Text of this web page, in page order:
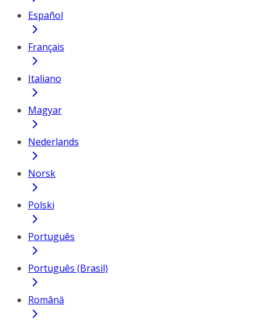
Español
Français
Italiano
Magyar
Nederlands
Norsk
Polski
Português
Português (Brasil)
Română